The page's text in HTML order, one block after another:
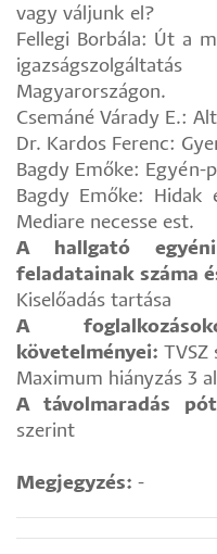
vagy váljunk el?
Fellegi Borbála: Út a
Magyarországon.
Csemáné Várady E.:
Dr. Kardos Ferenc:
Bagdy Emőke: Egyén-
Bagdy Emőke: Hidak
Mediare necesse est.
A hallgató egyéni
feladatainak száma
Kiselőadás tartása
A
követelményei: TVSZ
Maximum hiányzás 3
A távolmaradás
szerint
Megjegyzés: -